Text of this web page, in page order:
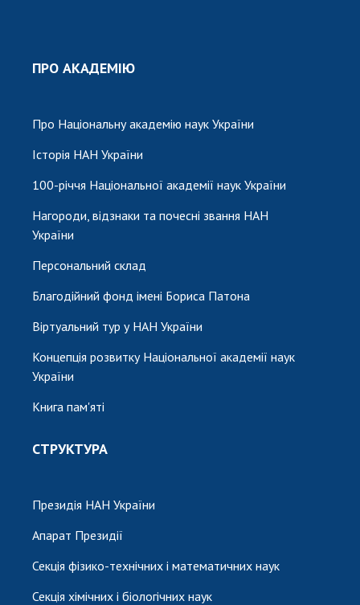
ПРО АКАДЕМІЮ
Про Національну академію наук України
Історія НАН України
100-річчя Національної академії наук України
Нагороди, відзнаки та почесні звання НАН
України
Персональний склад
Благодійний фонд імені Бориса Патона
Віртуальний тур у НАН України
Концепція розвитку Національної академії наук
України
Книга пам'яті
СТРУКТУРА
Президія НАН України
Апарат Президії
Секція фізико-технічних і математичних наук
Секція хімічних і біологічних наук